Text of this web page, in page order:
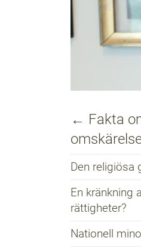
← Fakta
Den religiösa
En kränkning
rättigheter?
Nationell